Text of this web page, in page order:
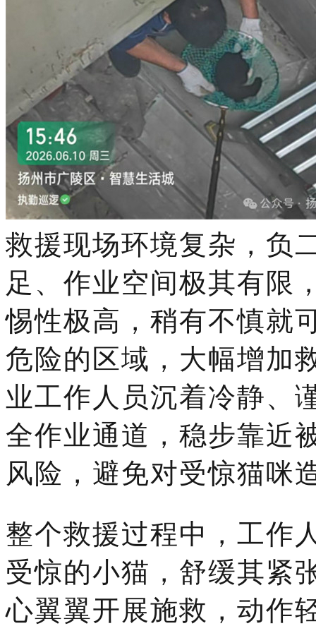
救援现场环境复杂，负
足、作业空间极其有限
惕性极高，稍有不慎就
危险的区域，大幅增加
业工作人员沉着冷静、
全作业通道，稳步靠近
风险，避免对受惊猫咪
整个救援过程中，工作
受惊的小猫，舒缓其紧
心翼翼开展施救，动作